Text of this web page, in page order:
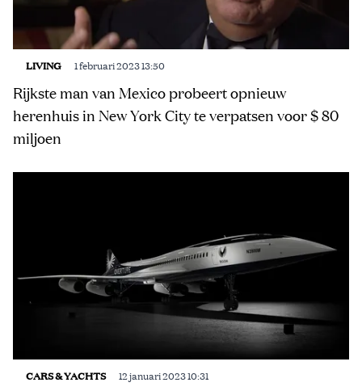
LIVING 1 februari 2023 13:50
Rijkste man van Mexico probeert opnieuw
herenhuis in New York City te verpatsen voor $ 80
miljoen
CARS & YACHTS 12 januari 2023 10:31